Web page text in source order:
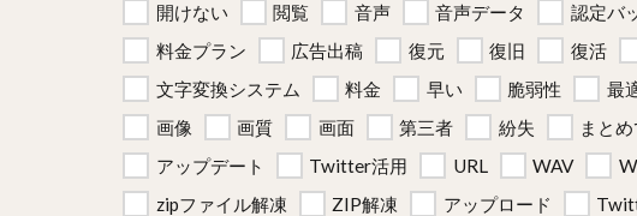
開けない
閲覧 音声 音声データ 認定バ
料金プラン
広告出稿 復元 復旧 復活
文字変換システム
料金 早い 脆弱性 最
画像
画質 画面 第三者 紛失 まとめ
アップデート
Twitter活用 URL WAV
zipファイル解凍
ZIP解凍 アップロード